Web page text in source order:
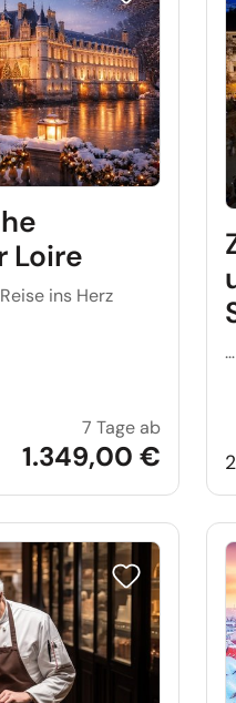
Erfurt
Loire
ins Herz
7 Tage ab
1.349,00 €
Reise auf